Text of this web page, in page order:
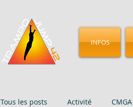
INFOS
Tous les posts Activité